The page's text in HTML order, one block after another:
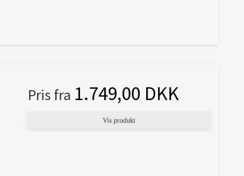
Pris fra 1.749,00 DKK
Vis produkt